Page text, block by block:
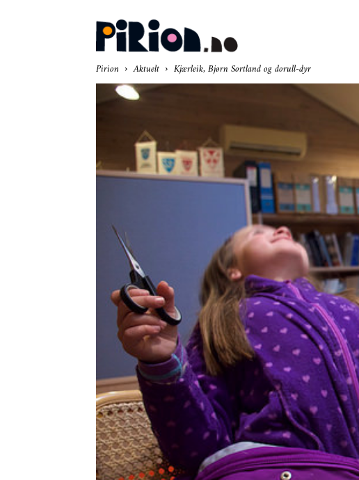
Pirion Aktuelt Kjærleik, Bjørn Sortland og dorull-dyr